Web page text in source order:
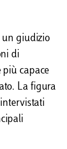
un giudizio
di
più capace
La figura